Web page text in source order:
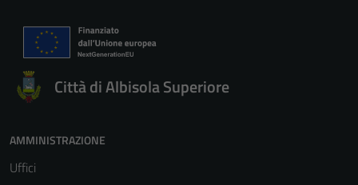
Città di Albisola Superiore
AMMINISTRAZIONE
Uffici